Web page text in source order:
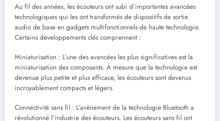
Au fil des années, les écouteurs ont subi d’importantes avancées
technologiques qui les ont transformés de dispositifs de sortie
audio de base en gadgets multifonctionnels de haute technologie.
Certains développements clés comprennent :
Miniaturisation : L’une des avancées les plus significatives est la
miniaturisation des composants. À mesure que la technologie est
devenue plus petite et plus efficace, les écouteurs sont devenus
incroyablement compacts et légers.
Connectivité sans fil : L’avènement de la technologie Bluetooth a
révolutionné l’industrie des écouteurs. Les écouteurs sans fil ont